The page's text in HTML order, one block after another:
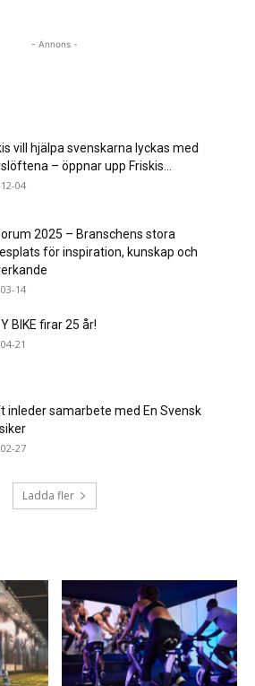
- Annons -
vill hjälpa svenskarna lyckas med
– öppnar upp Friskis...
04
2025 – Branschens stora
för inspiration, kunskap och
14
BIKE firar 25 år!
21
inleder samarbete med En Svensk
27
Ladda fler